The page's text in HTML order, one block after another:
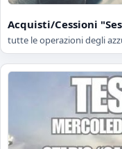
Acquisti/Cessioni
tutte le operazioni degli